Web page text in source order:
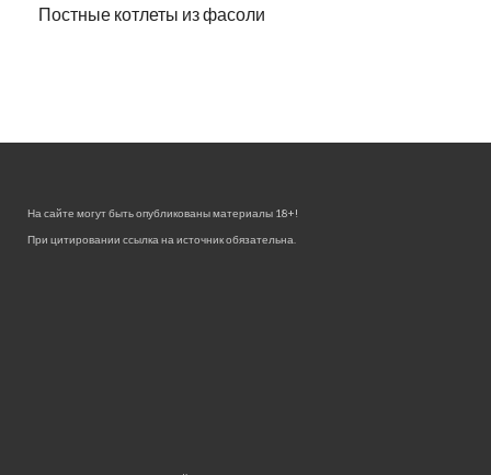
Постные котлеты из фасоли
На сайте могут быть опубликованы материалы 18+!
При цитировании ссылка на источник обязательна.